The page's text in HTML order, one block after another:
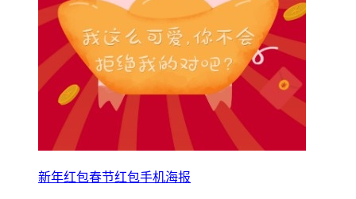
新年红包春节红包手机海报